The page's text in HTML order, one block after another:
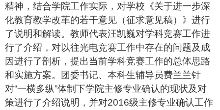
精神，结合学院工作实际，对学校《关于进一步深
化教育教学改革的若干意见（征求意见稿）》进行
了说明和解读。教师代表汪凯巍对学科竞赛工作进
行了介绍，对以往光电竞赛工作中存在的问题及成
因进行了剖析，提出当前学科竞赛工作的总体思路
和实施方案。团委书记、本科生辅导员费兰兰针
对“一横多纵”体制下学院主修专业确认的现状及对
策进行了介绍说明，并对2016级主修专业确认工作